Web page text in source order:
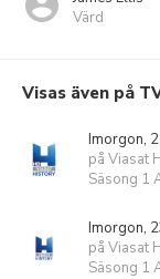
Värd
Visas även på
Imorgon,
på Viasat
Säsong 1
Imorgon,
på Viasat
Säsong 1